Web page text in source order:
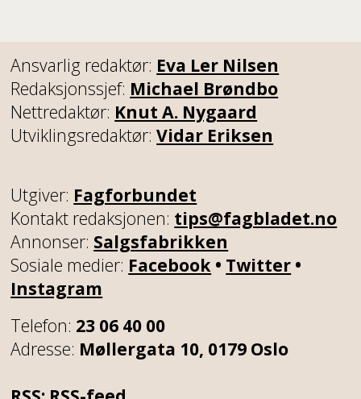
Ansvarlig redaktør: Eva Ler Nilsen
Redaksjonssjef: Michael Brøndbo
Nettredaktør: Knut A. Nygaard
Utviklingsredaktør:Vidar Eriksen
Utgiver: Fagforbundet
Kontakt redaksjonen: tips@fagbladet.no
Annonser: Salgsfabrikken
Sosiale medier: Facebook • Twitter •
Instagram
Telefon: 23 06 40 00
Adresse: Møllergata 10, 0179 Oslo